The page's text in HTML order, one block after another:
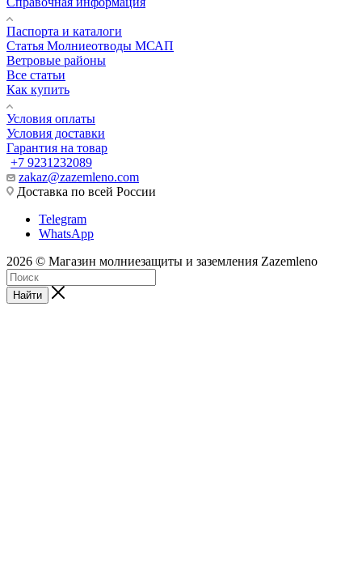
Паспорта и каталоги
Статья Молниеотводы МСАП
Ветровые районы
Все статьи
Как купить
Условия оплаты
Условия доставки
Гарантия на товар
+7 9231232089
zakaz@zazemleno.com
Доставка по всей России
Telegram
WhatsApp
2026 © Магазин молниезащиты и заземления Zazemleno
Найти